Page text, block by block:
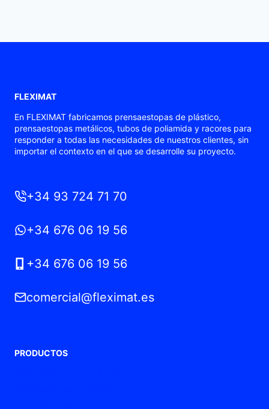
FLEXIMAT
En FLEXIMAT fabricamos prensaestopas de plástico,
prensaestopas metálicos, tubos de poliamida y racores para
responder a todas las necesidades de nuestros clientes, sin
importar el contexto en el que se desarrolle su proyecto.
+34 93 724 71 70
+34 676 06 19 56
+34 676 06 19 56
comercial@fleximat.es
PRODUCTOS